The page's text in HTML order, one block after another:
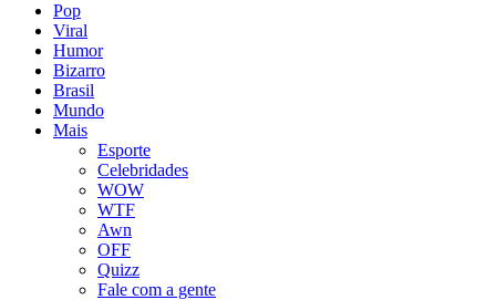
Pop
Viral
Humor
Bizarro
Brasil
Mundo
Mais
Esporte
Celebridades
WOW
WTF
Awn
OFF
Quizz
Fale com a gente